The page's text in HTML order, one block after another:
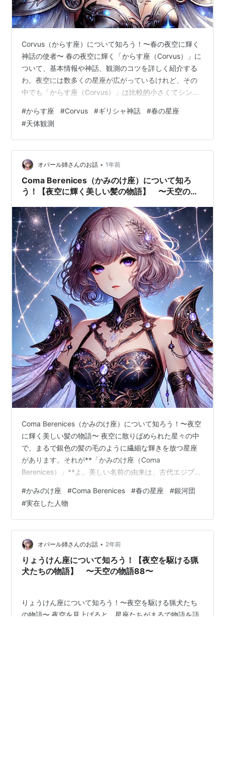
Corvus（からす座）について知ろう！〜春の夜空に輝く
神話の使者〜 春の夜空に輝く「からす座（Corvus）」に
ついて、基本情報や神話、観測のコツを詳しく紹介する
わ。夜空には数多くの星座が広がっているけれど、その
中でも「からす座（Corvus）」は比較的小さくてシンプ
ギリシャ神話があるの。春の夜空で見つけやすい星座の
ひとつだから、今回は「からす座」について基本情報や
観測のコツ、神話、豆知識までたっぷり紹介するわね！
目次 1. からす座の基本情報 2. 特徴的な星や天体 3. 観測
のコツ 4. 神話・ストーリー 5. 黄道十二星座との関連
（占…
#からす座 #Corvus #ギリシャ神話 #春の星座
#天体観測
オパール姉さんのお話 • 1年前
Coma Berenices（かみのけ座）について知ろ
う！【夜空に輝く美しい髪の物語】 〜天空の物
Coma Berenices（かみのけ座）について知ろう！〜夜空
に輝く美しい髪の物語〜 夜空に散りばめられた星々の中
で、まるで銀色の髪の毛のように繊細な輝きを放つ星座
があります。それが**「かみのけ座（Coma
Berenices）」**よ。美しい名前の由来は、古代エジプト
座は、小さな星が集まって優雅な輝きを見せてくれるだ
けでなく、天文学者にとっても重要な領域として知られ
ているわ。今回は、そんなかみのけ座の基本情報から観
測のコツ、神話、豆知識までたっぷりご紹介するわね。
目次 1. かみのけ座の基本情報 2. 特徴的な星や天体 3. 観
測のコ…
#かみのけ座 #Coma Berenices #春の星座 #銀河団
#実在した人物
オパール姉さんのお話 • 2年前
りょうけん座について知ろう！【夜空を駆ける猟
犬たちの物語】 〜天空の物語88〜